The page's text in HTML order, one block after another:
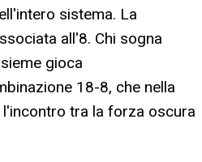
sistema. La
all'8. Chi sogna
gioca
18-8, che nella
tra la forza oscura